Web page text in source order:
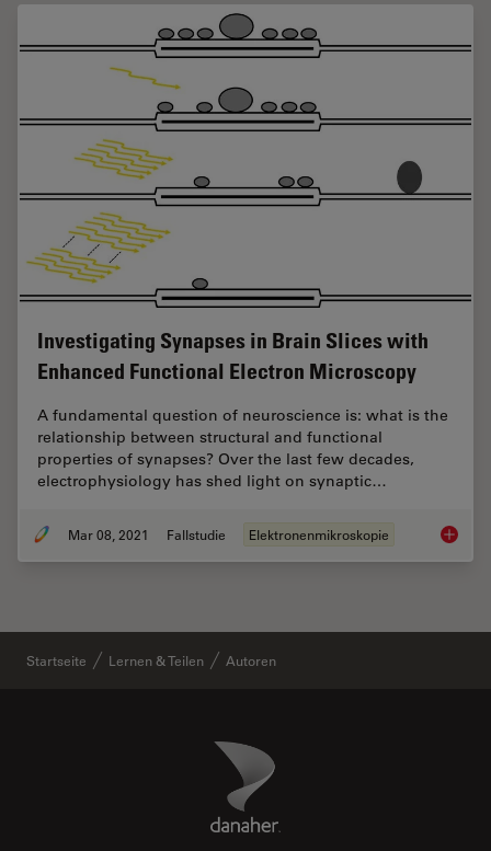
Investigating Synapses in Brain Slices with
Enhanced Functional Electron Microscopy
A fundamental question of neuroscience is: what is the
relationship between structural and functional
properties of synapses? Over the last few decades,
electrophysiology has shed light on synaptic…
Mar 08, 2021 Fallstudie Elektronenmikroskopie
Startseite Lernen & Teilen Autoren
Danaher Logo